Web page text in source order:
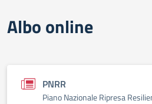
Albo online
PNRR
Piano Nazionale Ripresa